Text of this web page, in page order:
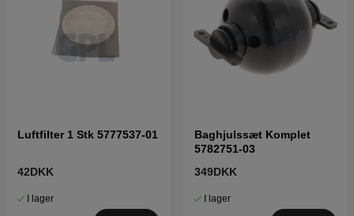
Luftfilter 1 Stk 5777537-01
42DKK
I lager
Baghjulssæt Komplet
5782751-03
349DKK
I lager